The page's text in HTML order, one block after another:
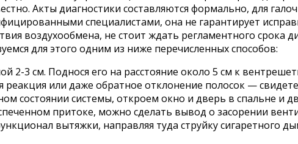
Акты диагностики составляются формально, для
специалистами, она не гарантирует
воздухообмена, не стоит ждать регламентного срока
для этого одним из ниже перечисленных способов:
2-3 см. Поднося его на расстояние около 5 см к
или даже обратное отклонение полосок —
состоянии системы, откроем окно и дверь в спальне и
притоке, можно сделать вывод о засорении
вытяжки, направляя туда струйку сигаретного